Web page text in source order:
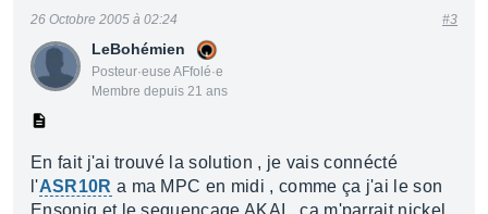
LeBohémien
Posteur·euse AFfolé·e
Membre depuis 21 ans
26 Octobre 2005 à 02:24 #3
En fait j'ai trouvé la solution , je vais connécté
l'ASR10R a ma MPC en midi , comme ça j'ai le son
Ensoniq et le sequençage AKAI , ça m'parrait nickel